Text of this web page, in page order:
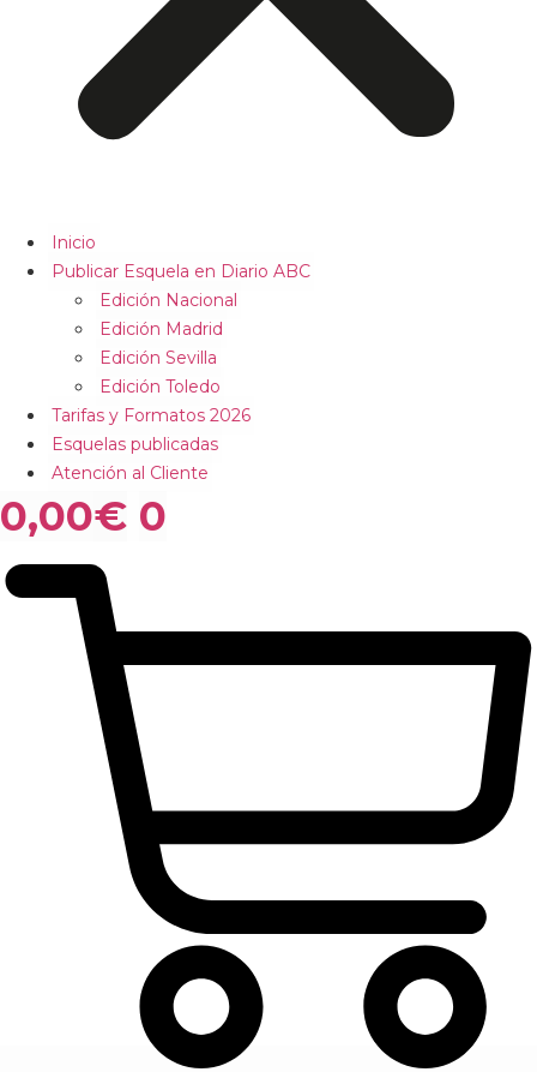
Inicio
Publicar Esquela en Diario ABC
Edición Nacional
Edición Madrid
Edición Sevilla
Edición Toledo
Tarifas y Formatos 2026
Esquelas publicadas
Atención al Cliente
0,00€ 0